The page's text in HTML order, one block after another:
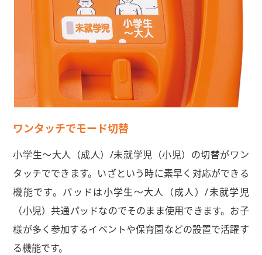
ワンタッチでモード切替
小学生〜大人（成人）/未就学児（小児）の切替がワン
タッチでできます。いざという時に素早く対応ができる
機能です。パッドは小学生〜大人（成人）/未就学児
（小児）共通パッドなのでそのまま使用できます。お子
様が多く参加するイベントや保育園などの設置で活躍す
る機能です。